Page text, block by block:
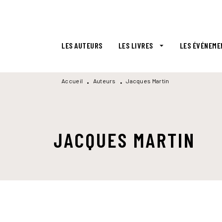
LES AUTEURS LES LIVRES arrow_drop_down LES
Accueil • Auteurs • Jacques Martin
JACQUES MARTIN